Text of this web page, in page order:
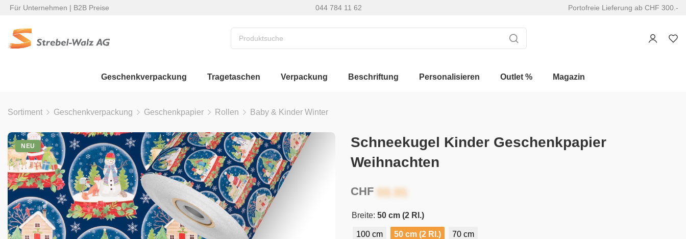
Für Unternehmen | B2B Preise 044 784 11 62 Portofreie Lieferung ab CHF 300.-
Geschenkverpackung Tragetaschen Verpackung Beschriftung Personalisieren Outlet % Magazin
Sortiment Geschenkverpackung Geschenkpapier Rollen Baby & Kinder Winter
NEU
Schneekugel Kinder Geschenkpapier
Weihnachten
CHF
Breite: 50 cm (2 Rl.)
100 cm 50 cm (2 Rl.) 70 cm